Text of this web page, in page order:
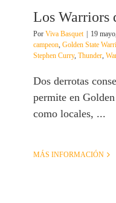
Los Warriors
Por Viva Basquet 19
campeon, Golden State
Stephen Curry, Thunder,
Dos derrotas
permite en
como locales, ...
MÁS INFORMACIÓN